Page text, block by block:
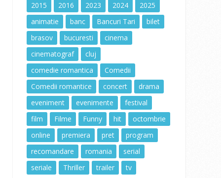
2015
2016 2023 2024
2025
animatie
banc Bancuri Tari
bilet
brasov
bucuresti
cinema
cinematograf
cluj
comedie romantica
Comedii
Comedii romantice
concert
drama
eveniment
evenimente
festival
film
Filme Funny hit
octombrie
online
premiera pret
program
recomandare
romania
serial
seriale
Thriller trailer tv